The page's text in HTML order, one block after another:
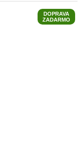
DOPRAVA
ZADARMO